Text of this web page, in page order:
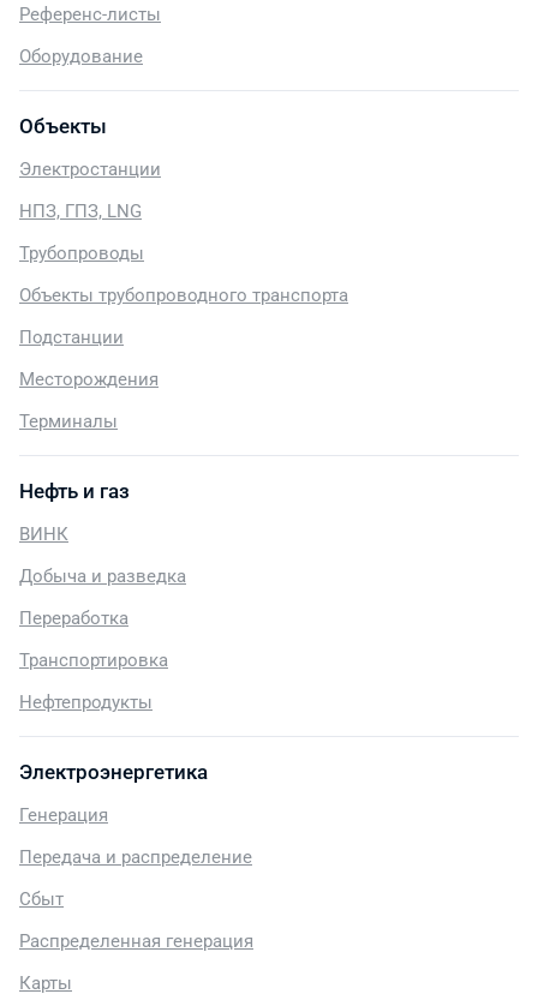
Референс-листы
Оборудование
Объекты
Электростанции
НПЗ, ГПЗ, LNG
Трубопроводы
Объекты трубопроводного транспорта
Подстанции
Месторождения
Терминалы
Нефть и газ
ВИНК
Добыча и разведка
Переработка
Транспортировка
Нефтепродукты
Электроэнергетика
Генерация
Передача и распределение
Сбыт
Распределенная генерация
Карты